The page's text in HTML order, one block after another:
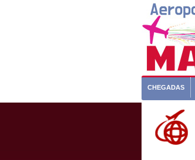
CHEGADAS